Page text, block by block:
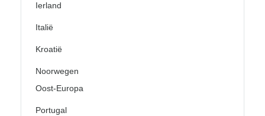
Ierland
Italië
Kroatië
Noorwegen
Oost-Europa
Portugal